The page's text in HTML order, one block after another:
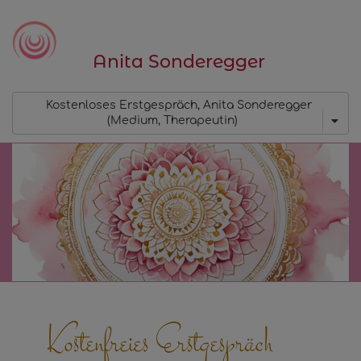
Anita Sonderegger
Kostenloses Erstgespräch, Anita Sonderegger
(Medium, Therapeutin)
Kostenfreies Erstgespräch